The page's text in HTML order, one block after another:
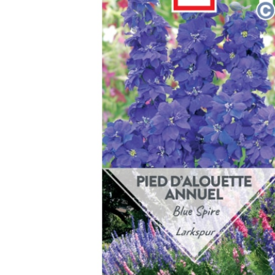
Arbustes de terre de bruyère
Plantes Grimpantes
Arbres fruitiers
Conifères
Plantes méditerranéennes et exotiques
Rosiers
Plantes
Plantes
Plantes
Plantes
Plantes
Plantes
Plantes
Lavande